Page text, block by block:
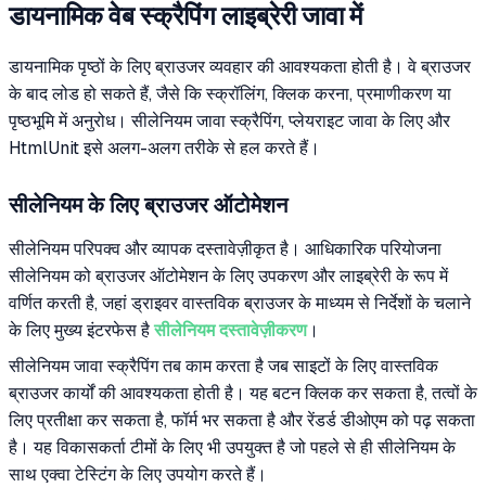
डायनामिक वेब स्क्रैपिंग लाइब्रेरी जावा में
डायनामिक पृष्ठों के लिए ब्राउजर व्यवहार की आवश्यकता होती है। वे ब्राउजर
के बाद लोड हो सकते हैं, जैसे कि स्क्रॉलिंग, क्लिक करना, प्रमाणीकरण या
पृष्ठभूमि में अनुरोध। सीलेनियम जावा स्क्रैपिंग, प्लेयराइट जावा के लिए और
HtmlUnit इसे अलग-अलग तरीके से हल करते हैं।
सीलेनियम के लिए ब्राउजर ऑटोमेशन
सीलेनियम परिपक्व और व्यापक दस्तावेज़ीकृत है। आधिकारिक परियोजना
सीलेनियम को ब्राउजर ऑटोमेशन के लिए उपकरण और लाइब्रेरी के रूप में
वर्णित करती है, जहां ड्राइवर वास्तविक ब्राउजर के माध्यम से निर्देशों के चलाने
के लिए मुख्य इंटरफेस हैसीलेनियम दस्तावेज़ीकरण।
सीलेनियम जावा स्क्रैपिंग तब काम करता है जब साइटों के लिए वास्तविक
ब्राउजर कार्यों की आवश्यकता होती है। यह बटन क्लिक कर सकता है, तत्वों के
लिए प्रतीक्षा कर सकता है, फॉर्म भर सकता है और रेंडर्ड डीओएम को पढ़ सकता
है। यह विकासकर्ता टीमों के लिए भी उपयुक्त है जो पहले से ही सीलेनियम के
साथ एक्वा टेस्टिंग के लिए उपयोग करते हैं।